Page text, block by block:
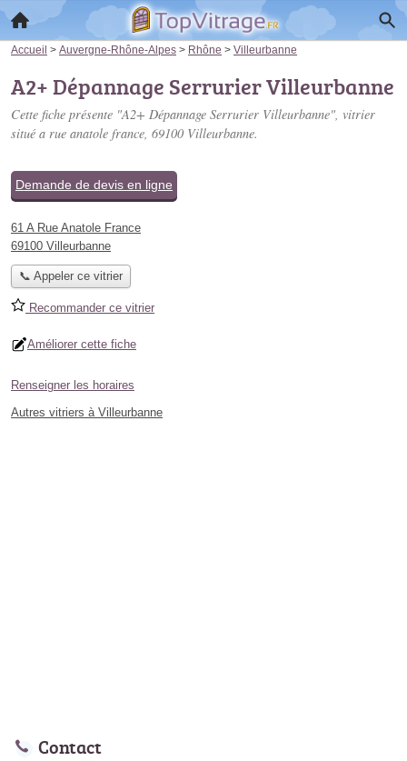
Accueil > Auvergne-Rhône-Alpes > Rhône > Villeurbanne
A2+ Dépannage Serrurier Villeurbanne
Cette fiche présente "A2+ Dépannage Serrurier Villeurbanne", vitrier
situé a rue anatole france, 69100 Villeurbanne.
Demande de devis en ligne
61 A Rue Anatole France
69100 Villeurbanne
📞 Appeler ce vitrier
Recommander ce vitrier
Améliorer cette fiche
Renseigner les horaires
Autres vitriers à Villeurbanne
Contact